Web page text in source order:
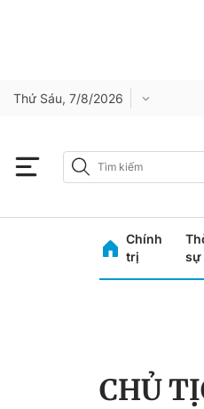
Thứ Sáu, 7/8/2026
Chính
trị
sự
CHỦ